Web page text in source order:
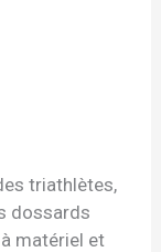
triathlètes,
dossards
matériel et